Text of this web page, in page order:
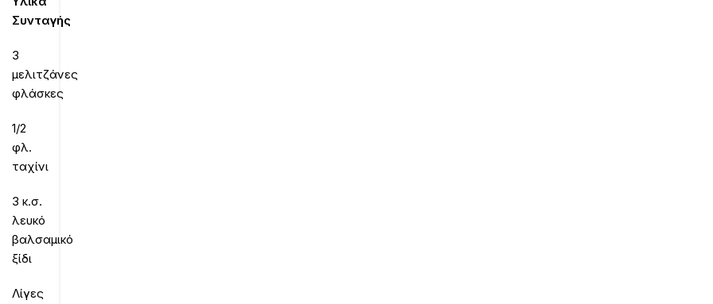
Συνταγής
3
μελιτζάνες
φλάσκες
1/2
φλ.
ταχίνι
3 κ.σ.
λευκό
βαλσαμικό
ξίδι
Λίγες